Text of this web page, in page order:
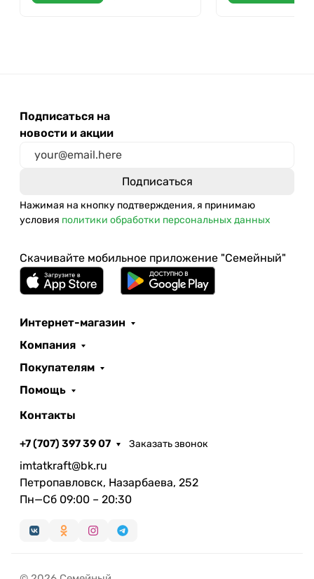
Подписаться на
новости и акции
Нажимая на кнопку подтверждения, я принимаю
условия политики обработки персональных данных
Скачивайте мобильное приложение "Семейный"
Интернет-магазин
Компания
Покупателям
Помощь
Контакты
+7 (707) 397 39 07 Заказать звонок
imtatkraft@bk.ru
Петропавловск, Назарбаева, 252
Пн—Сб 09:00 – 20:30